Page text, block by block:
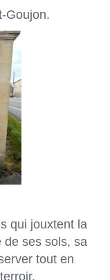
Goujon.
qui jouxtent la
de ses sols, sa
tout en